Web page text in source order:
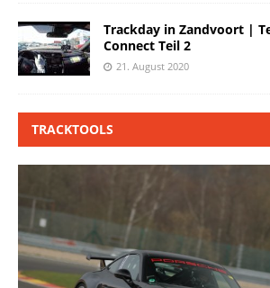
Trackday in Zandvoort |
Connect Teil 2
21. August 2020
TRACKTOOLS